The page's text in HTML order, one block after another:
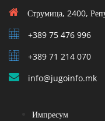
Струмица, 2400,
+389 75 476 996
+389 71 214 070
info@jugoinfo.mk
Импресум